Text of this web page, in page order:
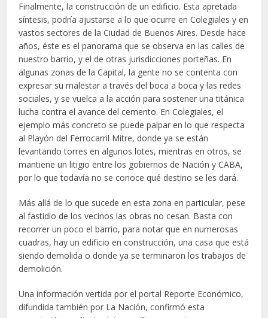
Finalmente, la construcción de un edificio. Esta apretada
síntesis, podría ajustarse a lo que ocurre en Colegiales y en
vastos sectores de la Ciudad de Buenos Aires. Desde hace
años, éste es el panorama que se observa en las calles de
nuestro barrio, y el de otras jurisdicciones porteñas. En
algunas zonas de la Capital, la gente no se contenta con
expresar su malestar a través del boca a boca y las redes
sociales, y se vuelca a la acción para sostener una titánica
lucha contra el avance del cemento. En Colegiales, el
ejemplo más concreto se puede palpar en lo que respecta
al Playón del Ferrocarril Mitre, donde ya se están
levantando torres en algunos lotes, mientras en otros, se
mantiene un litigio entre los gobiernos de Nación y CABA,
por lo que todavía no se conoce qué destino se les dará.
Más allá de lo que sucede en esta zona en particular, pese
al fastidio de los vecinos las obras no cesan. Basta con
recorrer un poco el barrio, para notar que en numerosas
cuadras, hay un edificio en construcción, una casa que está
siendo demolida o donde ya se terminaron los trabajos de
demolición.
Una información vertida por el portal Reporte Económico,
difundida también por La Nación, confirmó esta